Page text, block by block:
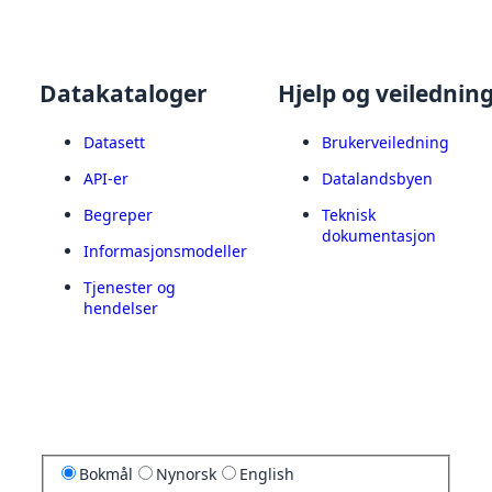
Datakataloger
Datasett
API-er
Begreper
Informasjonsmodeller
Tjenester og
hendelser
Hjelp og
Brukerveiledning
Datalandsbyen
Teknisk
dokumentasjon
Bokmål Nynorsk English